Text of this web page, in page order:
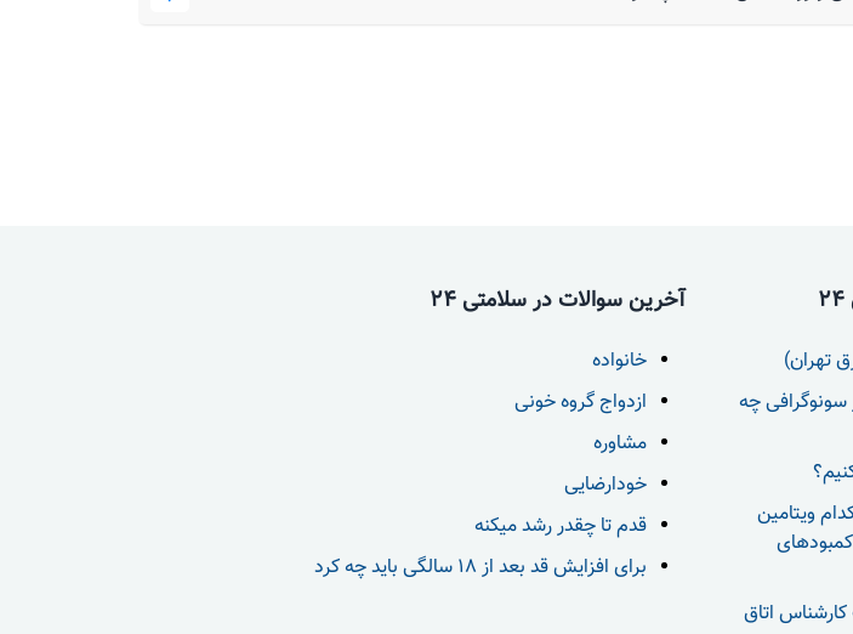
تهران)
سونوگرافی چه
ویتامین
اتاق
آخرین سوالات در سلامتی 24
خانواده
ازدواج گروه خونی
مشاوره
خودارضایی
قدم تا چقدر رشد میکنه
برای افزایش قد بعد از 18 سالگی باید چه کرد